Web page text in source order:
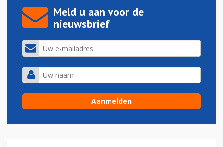
Meld u aan voor de
nieuwsbrief